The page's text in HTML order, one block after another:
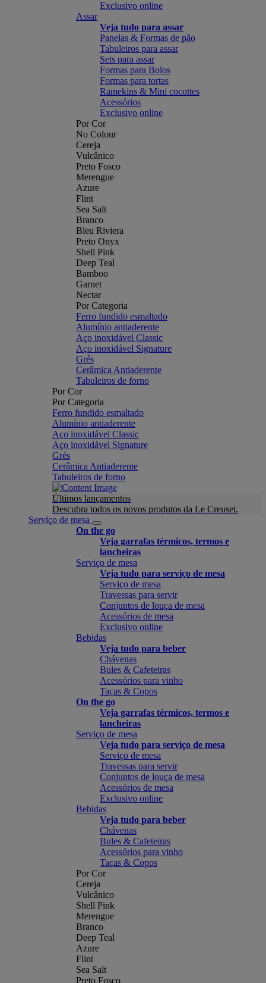
Exclusivo online
Assar
Veja tudo para assar
Panelas & Formas de pão
Tabuleiros para assar
Sets para assar
Formas para Bolos
Formas para tortas
Ramekins & Mini cocottes
Acessórios
Exclusivo online
Por Cor
No Colour
Cereja
Vulcânico
Preto Fosco
Merengue
Azure
Flint
Sea Salt
Branco
Bleu Riviera
Preto Onyx
Shell Pink
Deep Teal
Bamboo
Garnet
Nectar
Por Categoria
Ferro fundido esmaltado
Alumínio antiaderente
Aço inoxidável Classic
Aço inoxidável Signature
Grés
Cerâmica Antiaderente
Tabuleiros de forno
Por Cor
Por Categoria
Ferro fundido esmaltado
Alumínio antiaderente
Aço inoxidável Classic
Aço inoxidável Signature
Grés
Cerâmica Antiaderente
Tabuleiros de forno
Últimos lançamentos
Descubra todos os novos produtos da Le Creuset.
Serviço de mesa
On the go
Veja garrafas térmicos, termos e
lancheiras
Serviço de mesa
Veja tudo para serviço de mesa
Serviço de mesa
Travessas para servir
Conjuntos de louça de mesa
Acessórios de mesa
Exclusivo online
Bebidas
Veja tudo para beber
Chávenas
Bules & Cafeteiras
Acessórios para vinho
Taças & Copos
On the go
Veja garrafas térmicos, termos e
lancheiras
Serviço de mesa
Veja tudo para serviço de mesa
Serviço de mesa
Travessas para servir
Conjuntos de louça de mesa
Acessórios de mesa
Exclusivo online
Bebidas
Veja tudo para beber
Chávenas
Bules & Cafeteiras
Acessórios para vinho
Taças & Copos
Por Cor
Cereja
Vulcânico
Shell Pink
Merengue
Branco
Deep Teal
Azure
Flint
Sea Salt
Preto Fosco